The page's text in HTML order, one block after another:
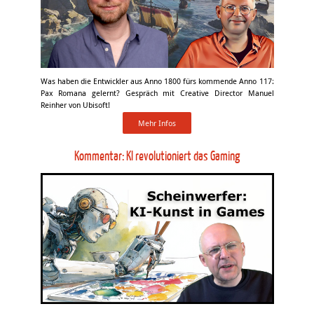
Was haben die Entwickler aus Anno 1800 fürs kommende Anno 117:
Pax Romana gelernt? Gespräch mit Creative Director Manuel
Reinher von Ubisoft!
Mehr Infos
Kommentar: KI revolutioniert das Gaming